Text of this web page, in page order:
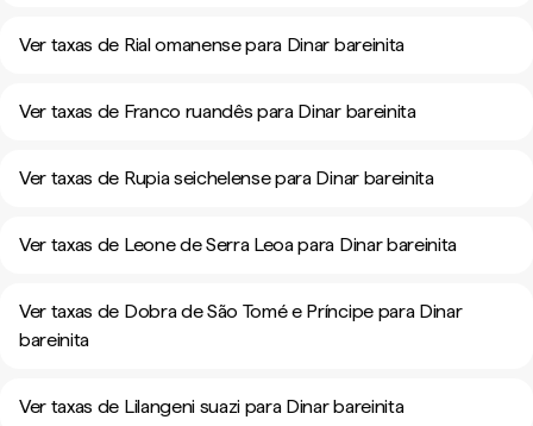
Ver taxas de Rial omanense para Dinar bareinita
Ver taxas de Franco ruandês para Dinar bareinita
Ver taxas de Rupia seichelense para Dinar bareinita
Ver taxas de Leone de Serra Leoa para Dinar bareinita
Ver taxas de Dobra de São Tomé e Príncipe para Dinar
bareinita
Ver taxas de Lilangeni suazi para Dinar bareinita